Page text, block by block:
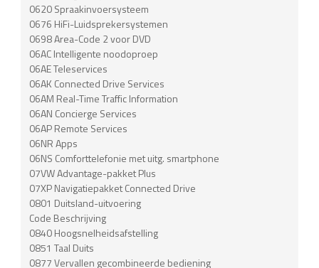
0620 Spraakinvoersysteem
0676 HiFi-Luidsprekersystemen
0698 Area-Code 2 voor DVD
06AC Intelligente noodoproep
06AE Teleservices
06AK Connected Drive Services
06AM Real-Time Traffic Information
06AN Concierge Services
06AP Remote Services
06NR Apps
06NS Comforttelefonie met uitg. smartphone
07VW Advantage-pakket Plus
07XP Navigatiepakket Connected Drive
0801 Duitsland-uitvoering
Code Beschrijving
0840 Hoogsnelheidsafstelling
0851 Taal Duits
0877 Vervallen gecombineerde bediening